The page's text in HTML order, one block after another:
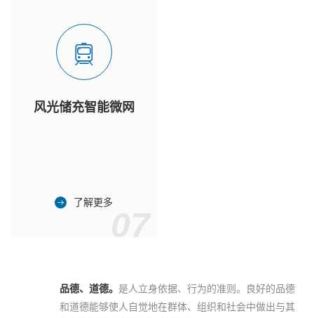
风光储充智能微网
了解更多
品德、道德。 是人立身依据、行为的准则。良好的品德
和道德能够使人自觉地在群体、组织和社会中做出与其